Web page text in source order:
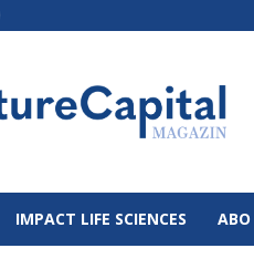
IMPACT LIFE SCIENCES ABO